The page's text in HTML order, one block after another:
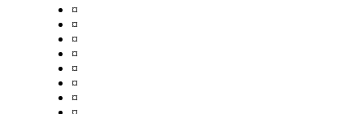
¤
¤
¤
¤
¤
¤
¤